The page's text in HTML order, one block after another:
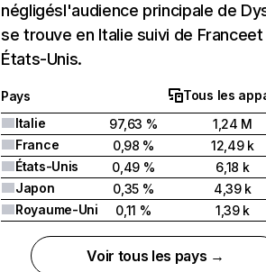
négligésl'audience principale de
se trouve en Italie suivi de Franceet
États-Unis.
Pays
Tous les
Italie
97,63 %
1,24 M
France
0,98 %
12,49 k
États-Unis
0,49 %
6,18 k
Japon
0,35 %
4,39 k
Royaume-Uni
0,11 % 1,39 k
Voir tous les pays →